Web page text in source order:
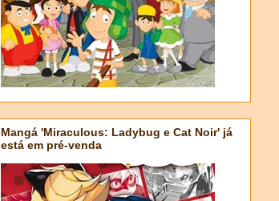
Mangá 'Miraculous: Ladybug e Cat Noir' já
está em pré-venda